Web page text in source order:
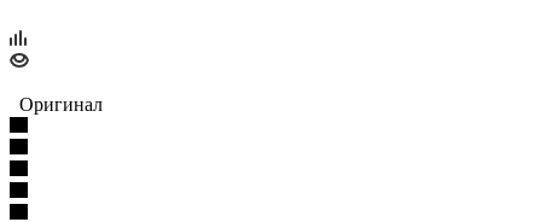
Оригинал